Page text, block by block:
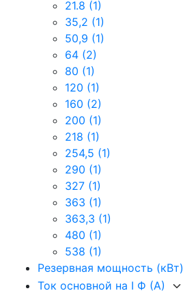
21.8 (1)
35,2 (1)
50,9 (1)
64 (2)
80 (1)
120 (1)
160 (2)
200 (1)
218 (1)
254,5 (1)
290 (1)
327 (1)
363 (1)
363,3 (1)
480 (1)
538 (1)
Резервная мощность (кВт)
Ток основной на I Ф (А)